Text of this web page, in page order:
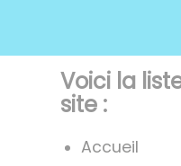
Voici la
site :
Accueil